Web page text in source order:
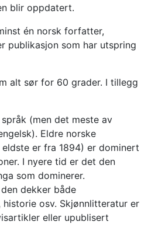
blir oppdatert.
én norsk forfatter,
publikasjon som har utspring
alt sør for 60 grader. I tillegg
(men det meste av
Eldre norske
er fra 1894) er dominert
I nyere tid er det den
som dominerer.
dekker både
osv. Skjønnlitteratur er
eller upublisert